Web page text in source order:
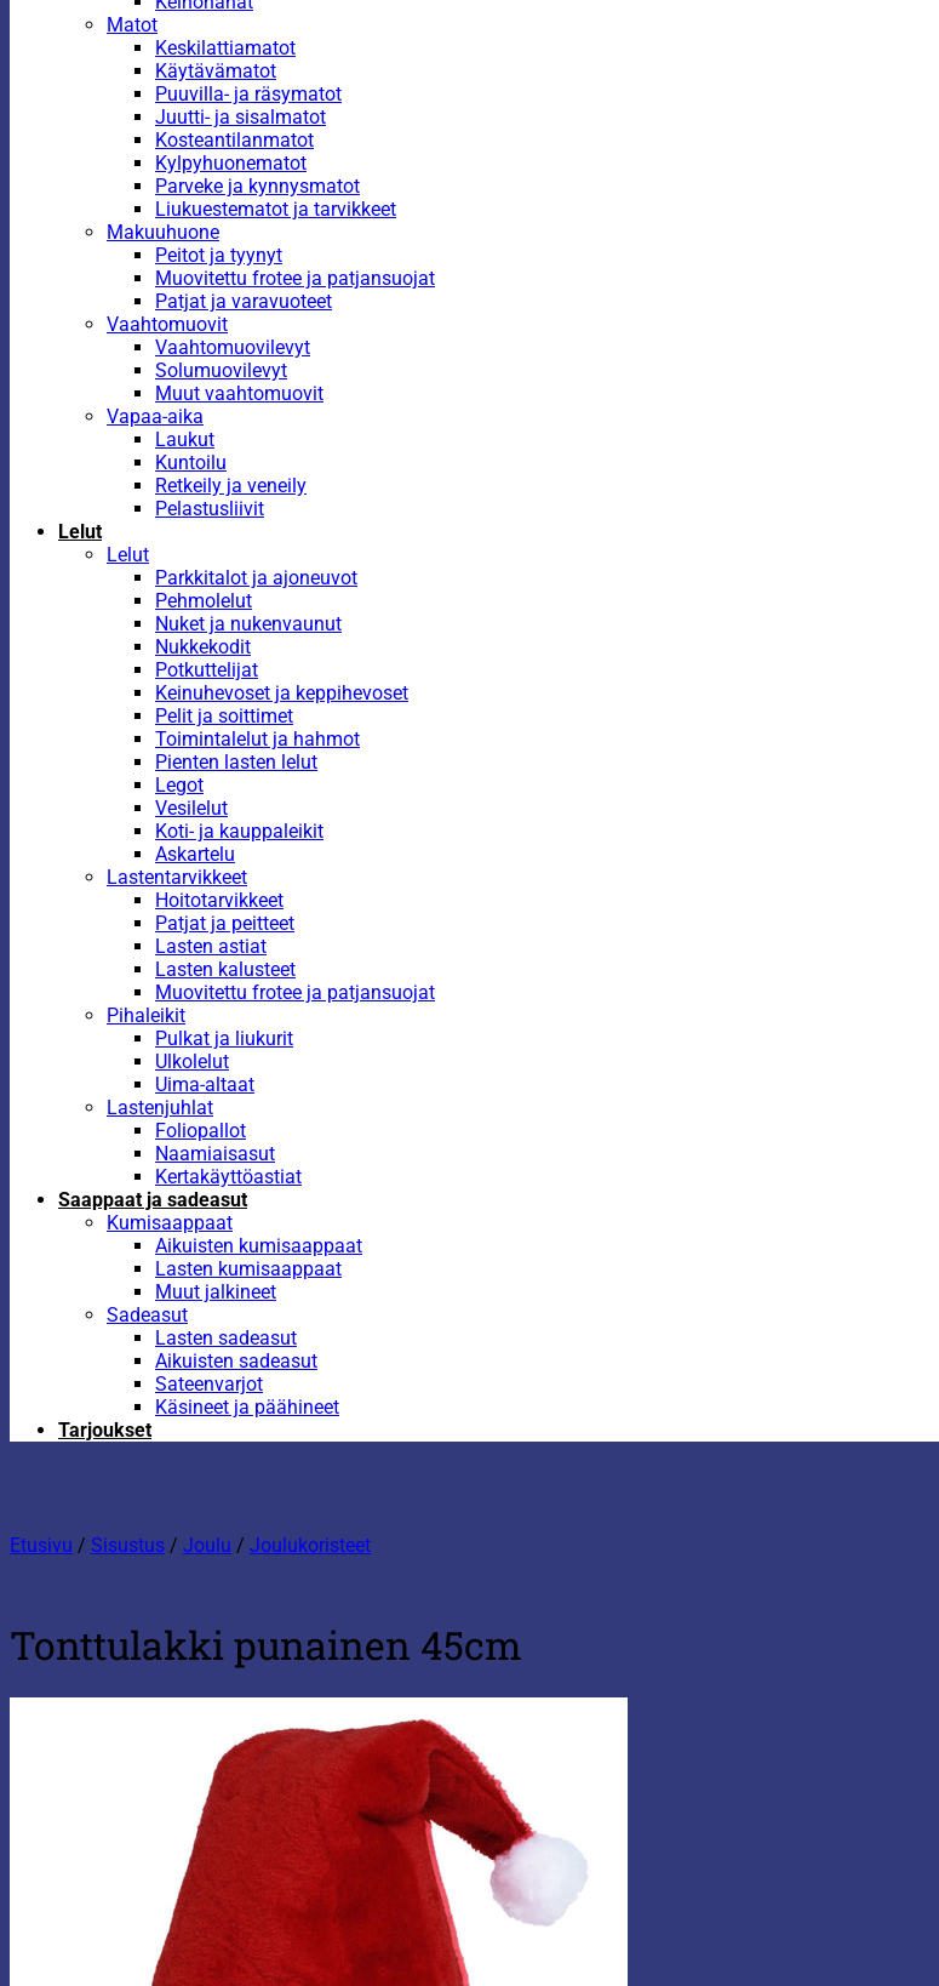
Matot
Keskilattiamatot
Käytävämatot
Puuvilla- ja räsymatot
Juutti- ja sisalmatot
Kosteantilanmatot
Kylpyhuonematot
Parveke ja kynnysmatot
Liukuestematot ja tarvikkeet
Makuuhuone
Peitot ja tyynyt
Muovitettu frotee ja patjansuojat
Patjat ja varavuoteet
Vaahtomuovit
Vaahtomuovilevyt
Solumuovilevyt
Muut vaahtomuovit
Vapaa-aika
Laukut
Kuntoilu
Retkeily ja veneily
Pelastusliivit
Lelut
Lelut
Parkkitalot ja ajoneuvot
Pehmolelut
Nuket ja nukenvaunut
Nukkekodit
Potkuttelijat
Keinuhevoset ja keppihevoset
Pelit ja soittimet
Toimintalelut ja hahmot
Pienten lasten lelut
Legot
Vesilelut
Koti- ja kauppaleikit
Askartelu
Lastentarvikkeet
Hoitotarvikkeet
Patjat ja peitteet
Lasten astiat
Lasten kalusteet
Muovitettu frotee ja patjansuojat
Pihaleikit
Pulkat ja liukurit
Ulkolelut
Uima-altaat
Lastenjuhlat
Foliopallot
Naamiaisasut
Kertakäyttöastiat
Saappaat ja sadeasut
Kumisaappaat
Aikuisten kumisaappaat
Lasten kumisaappaat
Muut jalkineet
Sadeasut
Lasten sadeasut
Aikuisten sadeasut
Sateenvarjot
Käsineet ja päähineet
Tarjoukset
Etusivu / Sisustus / Joulu / Joulukoristeet
Tonttulakki punainen 45cm